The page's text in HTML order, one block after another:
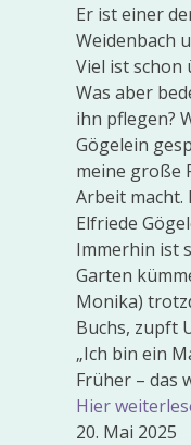
Er ist einer
Weidenbach
Viel ist schon
Was aber
ihn pflegen?
Gögelein
meine große
Arbeit macht.
Elfriede
Immerhin ist
Garten
Monika)
Buchs, zupft
„Ich bin ein
Früher – das
Hier
20. Mai 2025